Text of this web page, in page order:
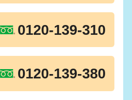
0120-139-310
0120-139-380